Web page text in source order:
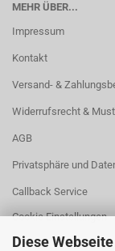
Diese
MEHR ÜBER...
Impressum
Kontakt
Versand- &
Widerrufsrecht &
AGB
Privatsphäre und
Callback Service
Cookie Einstellungen